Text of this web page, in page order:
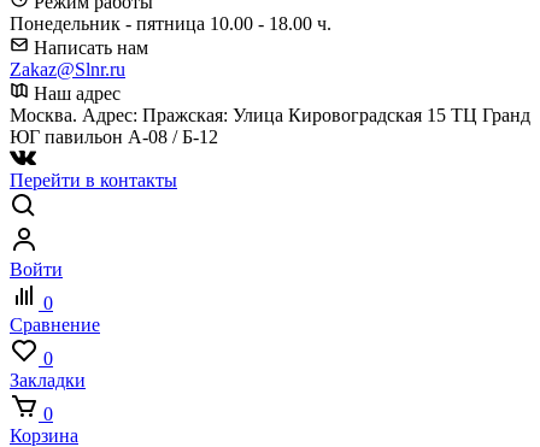
Понедельник - пятница 10.00 - 18.00 ч.
Написать нам
Zakaz@Slnr.ru
Наш адрес
Москва. Адрес: Пражская: Улица Кировоградская 15 ТЦ Гранд
ЮГ павильон А-08 / Б-12
Перейти в контакты
Войти
0
Сравнение
0
Закладки
0
Корзина